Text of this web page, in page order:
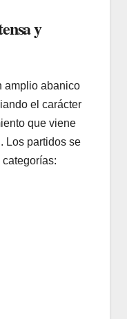
y
amplio abanico
el carácter
que viene
Los partidos se